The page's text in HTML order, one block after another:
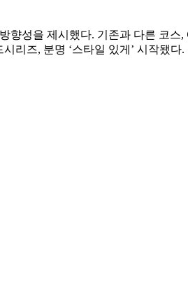
향성을 제시했다. 기존과 다른 코스,
리즈, 분명 ‘스타일 있게’ 시작됐다.